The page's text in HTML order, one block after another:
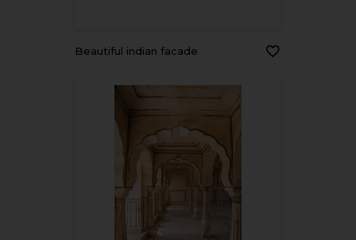
Beautiful indian facade